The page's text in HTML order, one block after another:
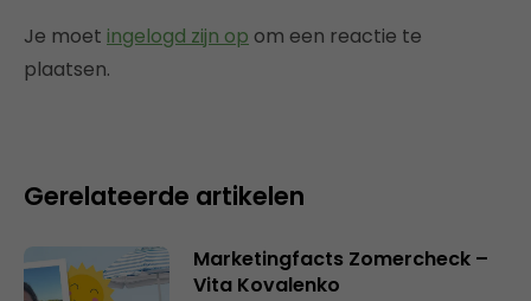
Je moet ingelogd zijn op om een reactie te
plaatsen.
Gerelateerde artikelen
Marketingfacts Zomercheck –
Vita Kovalenko